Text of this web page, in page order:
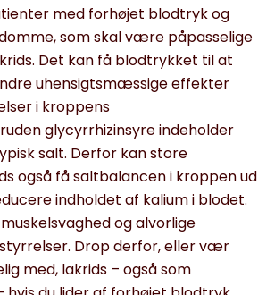
med forhøjet blodtryk og
som skal være påpasselige
Det kan få blodtrykket til at
uhensigtsmæssige effekter
i kroppens
glycyrrhizinsyre indeholder
salt. Derfor kan store
også få saltbalancen i kroppen ud
indholdet af kalium i blodet.
og alvorlige
Drop derfor, eller vær
med, lakrids – også som